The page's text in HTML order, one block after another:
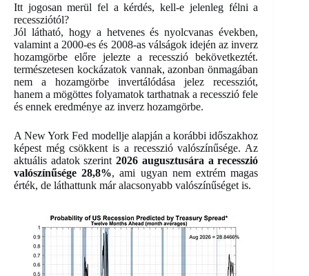
Itt jogosan merül fel a kérdés, kell-e jelenleg félni a
recessziótól?
Jól látható, hogy a hetvenes és nyolcvanas években,
valamint a 2000-es és 2008-as válságok idején az inverz
hozamgörbe előre jelezte a recesszió bekövetkeztét.
természetesen kockázatok vannak, azonban önmagában
nem a hozamgörbe invertálódása jelez recessziót,
hanem a mögöttes folyamatok tarthatnak a recesszió fele
és ennek eredménye az inverz hozamgörbe.
A New York Fed modellje alapján a korábbi időszakhoz
képest még csökkent is a recesszió valószínűsége. Az
aktuális adatok szerint2026 augusztusára a recesszió
valószínűsége 28,8%, ami ugyan nem extrém magas
érték, de láthattunk már alacsonyabb valószínűséget is.